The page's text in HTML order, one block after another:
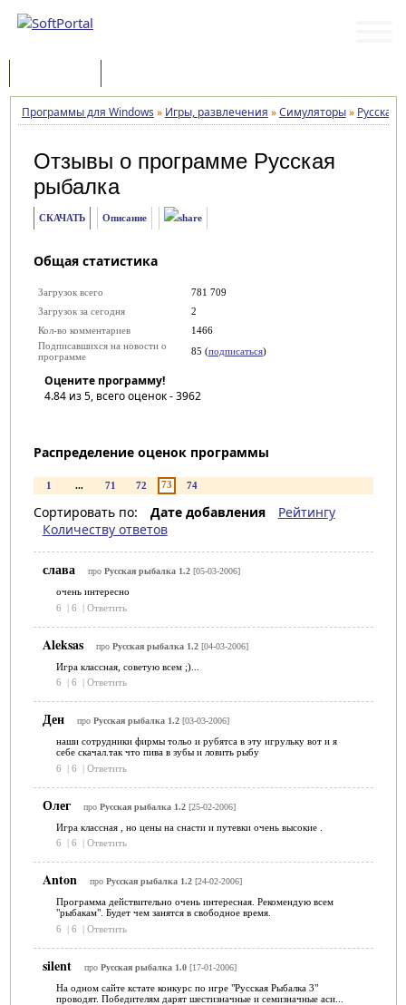
Программы для Windows » Игры, развлечения »Симуляторы» Русская
Отзывы о программе Русская
рыбалка
СКАЧАТЬ Описание
Общая статистика
Загрузок всего
781 709
Загрузок за сегодня
2
Кол-во комментариев
1466
Подписавшихся на новости о
программе
85 (подписаться)
Оцените программу!
4.84из 5, всего оценок -3962
Распределение оценок программы
1 ... 71 72 73 74
Сортировать по: Дате добавления
Рейтингу
Количеству ответов
слава про Русская рыбалка 1.2[05-03-2006]
очень интересно
6
| 6 | Ответить
Aleksas про Русская рыбалка 1.2[04-03-2006]
Игра классная, советую всем ;)...
6
| 6 | Ответить
Ден про Русская рыбалка 1.2[03-03-2006]
наши сотрудники фирмы тольо и рубятса в эту игрульку вот и я
себе скачал.так что пива в зубы и ловить рыбу
6
| 6 | Ответить
Олег про Русская рыбалка 1.2[25-02-2006]
Игра классная , но цены на снасти и путевки очень высокие .
6
| 6 | Ответить
Anton про Русская рыбалка 1.2[24-02-2006]
Программа действительно очень интересная. Рекомендую всем
"рыбакам". Будет чем занятся в свободное время.
6
| 6 | Ответить
silent про Русская рыбалка 1.0[17-01-2006]
На одном сайте кстате конкурс по игре "Русская Рыбалка 3"
проводят. Победителям дарят шестизначные и семизначные аси...